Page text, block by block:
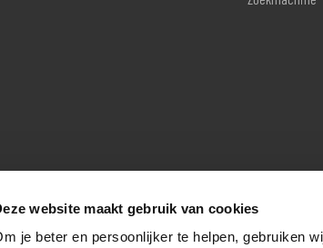
website maakt gebruik van cookies
je beter en persoonlijker te helpen, gebruiken